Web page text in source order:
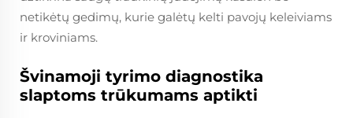
netikėtų gedimų, kurie galėtų kelti pavojų keleiviams
ir kroviniams.
Švinamoji tyrimo diagnostika
slaptoms trūkumams aptikti